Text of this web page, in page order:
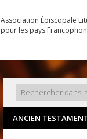
Association Épiscopale
pour les pays
ANCIEN